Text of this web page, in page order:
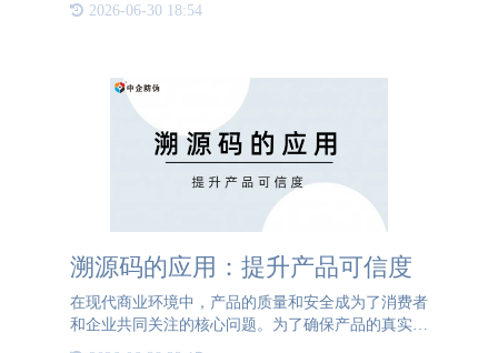
带来了巨大的损失和隐患。如何有效地辨别真伪，保
2026-06-30 18:54
溯源码的应用：提升产品可信度
在现代商业环境中，产品的质量和安全成为了消费者
和企业共同关注的核心问题。为了确保产品的真实性